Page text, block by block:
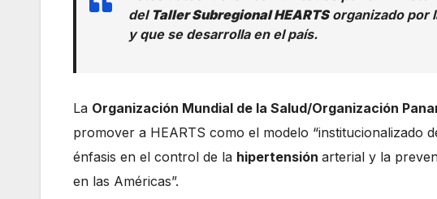
del Taller Subregional HEARTSorganizado por
y que se desarrolla en el país.
La Organización Mundial de la Salud/Organización
promover a HEARTS como el modelo “institucionalizado
énfasis en el control de la hipertensión arterial y la
en las Américas”.